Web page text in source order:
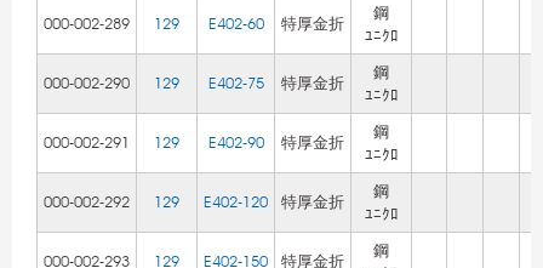
000-002-289 129 E402-60 特厚金折
鋼
ﾕﾆｸﾛ
000-002-290 129 E402-75 特厚金折
鋼
ﾕﾆｸﾛ
000-002-291 129 E402-90 特厚金折
鋼
ﾕﾆｸﾛ
000-002-292 129 E402-120 特厚金折
鋼
ﾕﾆｸﾛ
000-002-293 129 E402-150 特厚金折
鋼